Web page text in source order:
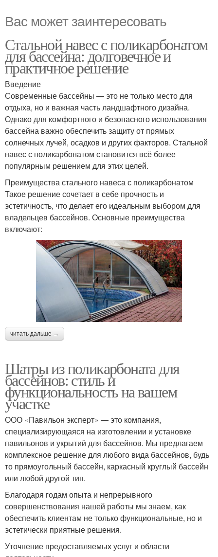
Вас может заинтересовать
Стальной навес с поликарбонатом
для бассейна: долговечное и
практичное решение
Введение
Современные бассейны — это не только место для
отдыха, но и важная часть ландшафтного дизайна.
Однако для комфортного и безопасного использования
бассейна важно обеспечить защиту от прямых
солнечных лучей, осадков и других факторов. Стальной
навес с поликарбонатом становится всё более
популярным решением для этих целей.
Преимущества стального навеса с поликарбонатом
Такое решение сочетает в себе прочность и
эстетичность, что делает его идеальным выбором для
владельцев бассейнов. Основные преимущества
включают:
читать дальше →
Шатры из поликарбоната для
бассейнов: стиль и
функциональность на вашем
участке
ООО «Павильон эксперт» — это компания,
специализирующаяся на изготовлении и установке
павильонов и укрытий для бассейнов. Мы предлагаем
комплексное решение для любого вида бассейнов, будь
то прямоугольный бассейн, каркасный круглый бассейн
или любой другой тип.
Благодаря годам опыта и непрерывного
совершенствования нашей работы мы знаем, как
обеспечить клиентам не только функциональные, но и
эстетически приятные решения.
Уточнение предоставляемых услуг и области